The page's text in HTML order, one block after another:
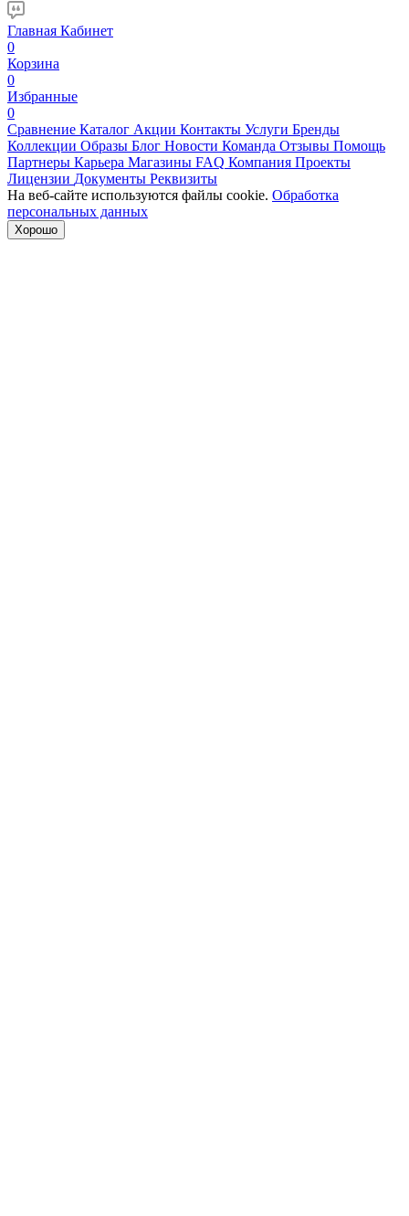
Главная Кабинет
0
Корзина
0
Избранные
0
Сравнение Каталог Акции Контакты Услуги Бренды
Коллекции Образы Блог Новости Команда Отзывы Помощь
Партнеры Карьера Магазины FAQ Компания Проекты
Лицензии Документы Реквизиты
На веб-сайте используются файлы cookie. Обработка
персональных данных
Хорошо